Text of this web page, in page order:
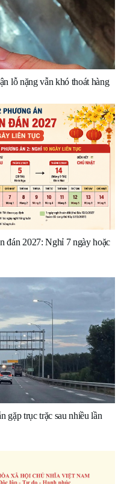
lỗ nặng vẫn khó thoát hàng
đán 2027: Nghỉ 7 ngày hoặc
gặp trục trặc sau nhiều lần